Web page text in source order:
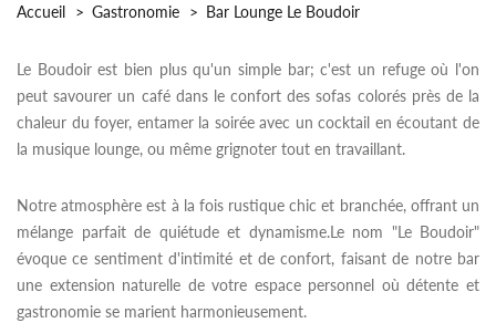
Accueil Gastronomie Bar Lounge Le Boudoir
Le Boudoir est bien plus qu'un simple bar; c'est un refuge où l'on
peut savourer un café dans le confort des sofas colorés près de la
chaleur du foyer, entamer la soirée avec un cocktail en écoutant de
la musique lounge, ou même grignoter tout en travaillant.
Notre atmosphère est à la fois rustique chic et branchée, offrant un
mélange parfait de quiétude et dynamisme.Le nom "Le Boudoir"
évoque ce sentiment d'intimité et de confort, faisant de notre bar
une extension naturelle de votre espace personnel où détente et
gastronomie se marient harmonieusement.